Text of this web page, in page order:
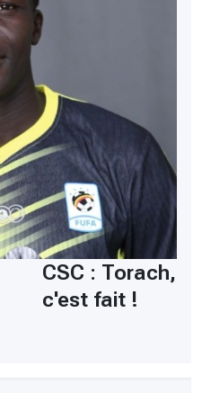
CSC : Torach,
c'est fait !